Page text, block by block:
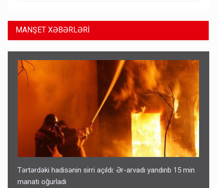
MANŞET XƏBƏRLƏRİ
Tərtərdəki hadisənin sirri açıldı: Ər-arvadı yandırıb 15 min
manatı oğurladı